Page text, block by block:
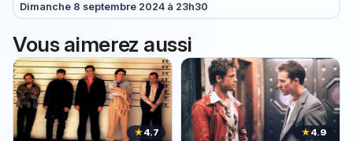
Dimanche 8 septembre 2024 à 23h30
Vous aimerez aussi
★4.7 ★4.9